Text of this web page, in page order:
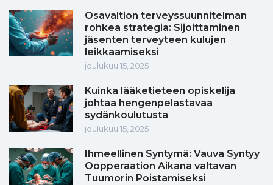
Osavaltion terveyssuunnitelman
rohkea strategia: Sijoittaminen
jäsenten terveyteen kulujen
leikkaamiseksi
joulukuu 15, 2025
Kuinka lääketieteen opiskelija
johtaa hengenpelastavaa
sydänkoulutusta
joulukuu 15, 2025
Ihmeellinen Syntymä: Vauva Syntyy
Oopperaation Aikana valtavan
Tuumorin Poistamiseksi